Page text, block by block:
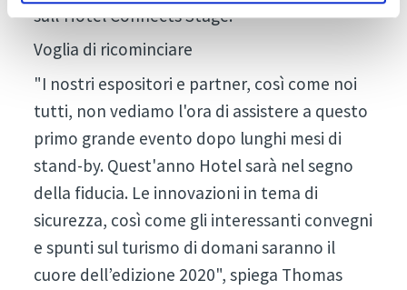
sull’Hotel Connects Stage.
Voglia di ricominciare
"I nostri espositori e partner, così come noi
tutti, non vediamo l'ora di assistere a questo
primo grande evento dopo lunghi mesi di
stand-by. Quest'anno Hotel sarà nel segno
della fiducia. Le innovazioni in tema di
sicurezza, così come gli interessanti convegni
e spunti sul turismo di domani saranno il
cuore dell’edizione 2020", spiega Thomas